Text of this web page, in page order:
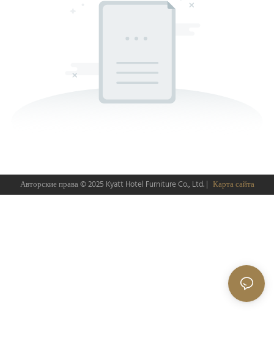
Авторские права © 2025 Kyatt Hotel Furniture Co., Ltd.| Карта сайта